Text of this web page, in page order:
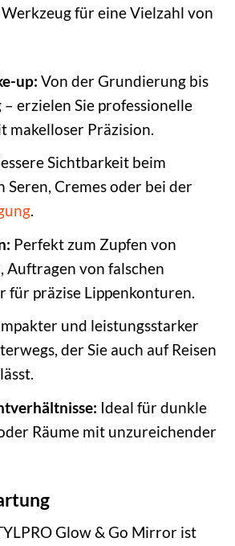
für eine Vielzahl von
up: Von der Grundierung bis
erzielen Sie professionelle
makelloser Präzision.
Sichtbarkeit beim
Seren, Cremes oder bei der
.
Perfekt zum Zupfen von
Auftragen von falschen
für präzise Lippenkonturen.
und leistungsstarker
der Sie auch auf Reisen
Ideal für dunkle
Räume mit unzureichender
Glow & Go Mirror ist